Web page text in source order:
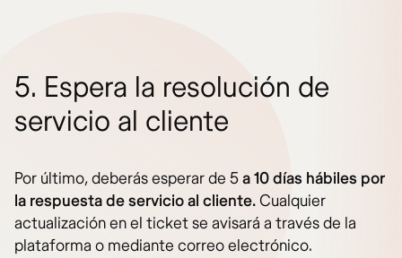
5. Espera la resolución de
servicio al cliente
Por último, deberás esperar de 5a 10 días hábiles por
la respuesta de servicio al cliente.Cualquier
actualización en el ticket se avisará a través de la
plataforma o mediante correo electrónico.